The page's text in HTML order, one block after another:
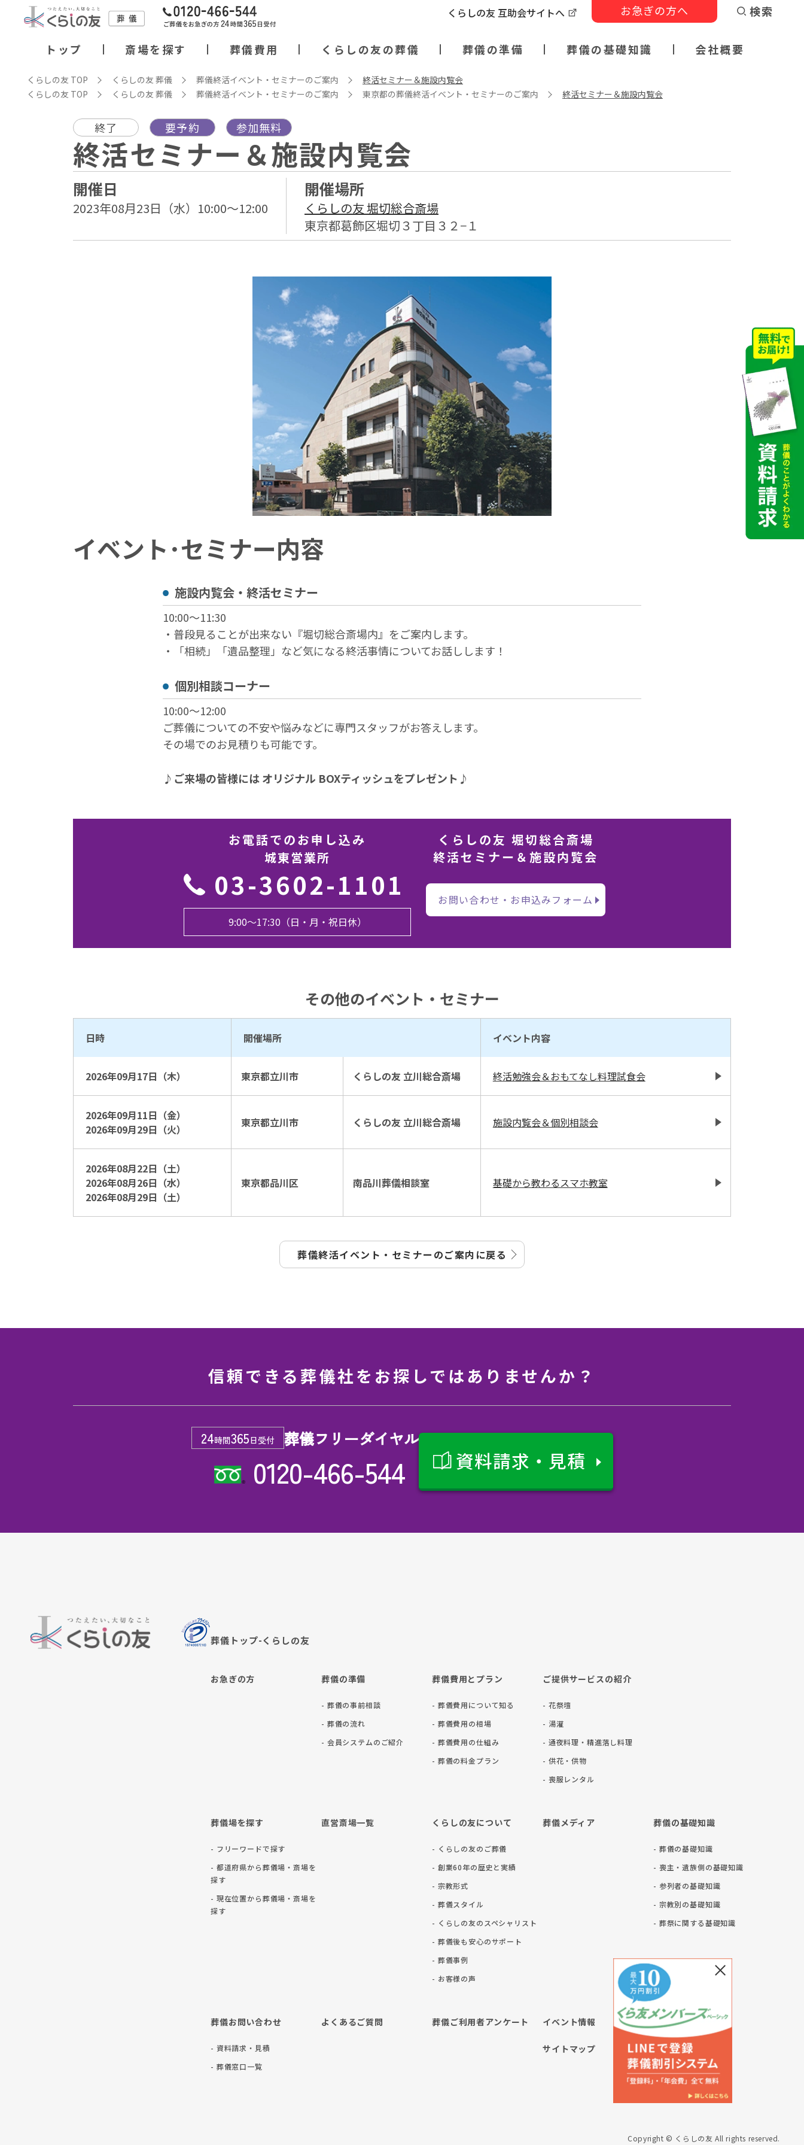
くらしの友 互助会サイトへ お急ぎの方へ
トップ 斎場を探す 葬儀費用 くらしの友の葬儀 葬儀の準備 葬儀の基礎知識 会社概要
検索
くらしの友 TOP くらしの友 葬儀 葬儀終活イベント・セミナーのご案内
終活セミナー＆施設内覧会
くらしの友 TOP
くらしの友 葬儀 葬儀終活イベント・セミナーのご案内 東京都の葬儀終活イベント・セミナーのご案内 終活セミナー＆施設内覧会
終了 要予約 参加無料
終活セミナー＆施設内覧会
開催日
2023年08月23日（水）10:00～12:00
開催場所
くらしの友 堀切総合斎場
東京都葛飾区堀切３丁目３２−１
イベント･セミナー内容
施設内覧会・終活セミナー
10:00～11:30
・普段見ることが出来ない『堀切総合斎場内』をご案内します。
・「相続」「遺品整理」など気になる終活事情についてお話しします！
個別相談コーナー
10:00～12:00
ご葬儀についての不安や悩みなどに専門スタッフがお答えします。
その場でのお見積りも可能です。
♪ご来場の皆様には オリジナル BOXティッシュをプレゼント♪
お電話でのお申し込み
城東営業所
03-3602-1101
9:00〜17:30（日・月・祝日休）
くらしの友 堀切総合斎場
終活セミナー＆施設内覧会
お問い合わせ・お申込みフォーム
その他のイベント・セミナー
日時 開催場所 イベント内容
2026年09月17日（木） 東京都立川市 くらしの友 立川総合斎場 終活勉強会＆おもてなし料理試食会
2026年09月11日（金）
2026年09月29日（火）
東京都立川市 くらしの友 立川総合斎場 施設内覧会＆個別相談会
2026年08月22日（土）
2026年08月26日（水）
2026年08月29日（土）
東京都品川区 南品川葬儀相談室 基礎から教わるスマホ教室
葬儀終活イベント・セミナーのご案内に戻る
信頼できる葬儀社を お探しではありませんか？
24時間365日受付 葬儀フリーダイヤル
0120-466-544 資料請求・見積
葬儀トップ-くらしの友
お急ぎの方 葬儀の準備
- 葬儀の事前相談
- 葬儀の流れ
- 会員システムのご紹介
葬儀費用とプラン
- 葬儀費用について知る
- 葬儀費用の相場
- 葬儀費用の仕組み
- 葬儀の料⾦プラン
ご提供サービスの紹介
- 花祭壇
- 湯灌
- 通夜料理・精進落し料理
- 供花・供物
- 喪服レンタル
葬儀場を探す
- フリーワードで探す
- 都道府県から葬儀場・斎場を
探す
- 現在位置から葬儀場・斎場を
探す
直営斎場一覧 くらしの友について
- くらしの友のご葬儀
- 創業60年の歴史と実績
- 宗教形式
- 葬儀スタイル
- くらしの友のスペシャリスト
- 葬儀後も安⼼のサポート
- 葬儀事例
- お客様の声
葬儀メディア 葬儀の基礎知識
- 葬儀の基礎知識
- 喪主・遺族側の基礎知識
- 参列者の基礎知識
- 宗教別の基礎知識
- 葬祭に関する基礎知識
葬儀お問い合わせ
- 資料請求・見積
- 葬儀窓口一覧
よくあるご質問 葬儀ご利用者アンケート イベント情報
サイトマップ
Copyright © くらしの友 All rights reserved.